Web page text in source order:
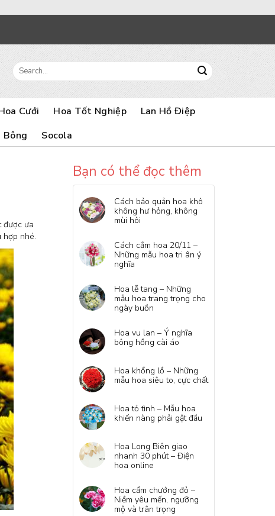
Search
for:
Cưới Hoa Tốt Nghiệp
Lan Hồ Điệp
Bông Socola
được ưa
hợp nhé.
Bạn có thể đọc thêm
Cách bảo quản hoa khô
không hư hỏng, không
mùi hôi
Cách cắm hoa 20/11 –
Những mẫu hoa tri ân ý
nghĩa
Hoa lễ tang – Những
mẫu hoa trang trọng cho
ngày buồn
Hoa vu lan – Ý nghĩa
bông hồng cài áo
Hoa khổng lồ – Những
mẫu hoa siêu to, cực chất
Hoa tỏ tình – Mẫu hoa
khiến nàng phải gật đầu
Hoa Long Biên giao
nhanh 30 phút – Điện
hoa online
Hoa cẩm chướng đỏ –
Niềm yêu mến, ngưỡng
mộ và trân trọng